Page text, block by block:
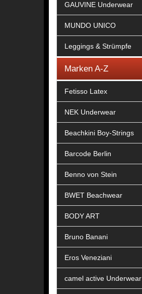
GAUVINE Underwear
MUNDO UNICO
Leggings & Strümpfe
Marken A-Z
Fetisso Latex
NEK Underwear
Beachkini Boy-Strings
Barcode Berlin
Benno von Stein
BWET Beachwear
BODY ART
Bruno Banani
Eros Veneziani
camel active Underwear